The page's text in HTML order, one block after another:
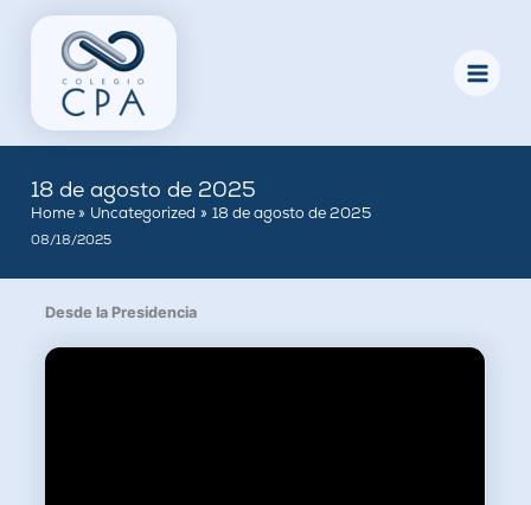
18 de agosto de 2025
Home Uncategorized 18 de agosto de 2025
08/18/2025
Desde la Presidencia